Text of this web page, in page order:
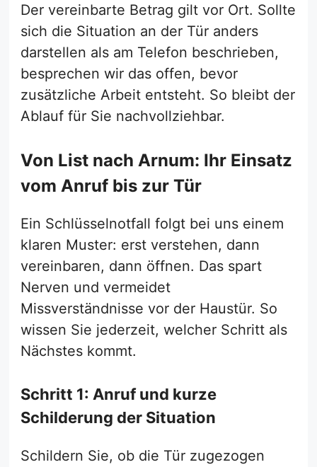
Der vereinbarte Betrag gilt vor Ort. Sollte
sich die Situation an der Tür anders
darstellen als am Telefon beschrieben,
besprechen wir das offen, bevor
zusätzliche Arbeit entsteht. So bleibt der
Ablauf für Sie nachvollziehbar.
Von List nach Arnum: Ihr Einsatz
vom Anruf bis zur Tür
Ein Schlüsselnotfall folgt bei uns einem
klaren Muster: erst verstehen, dann
vereinbaren, dann öffnen. Das spart
Nerven und vermeidet
Missverständnisse vor der Haustür. So
wissen Sie jederzeit, welcher Schritt als
Nächstes kommt.
Schritt 1: Anruf und kurze
Schilderung der Situation
Schildern Sie, ob die Tür zugezogen